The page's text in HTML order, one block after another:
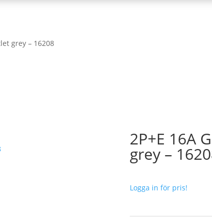
grey – 16208
2P+E 16A
grey –
Logga in för pris!